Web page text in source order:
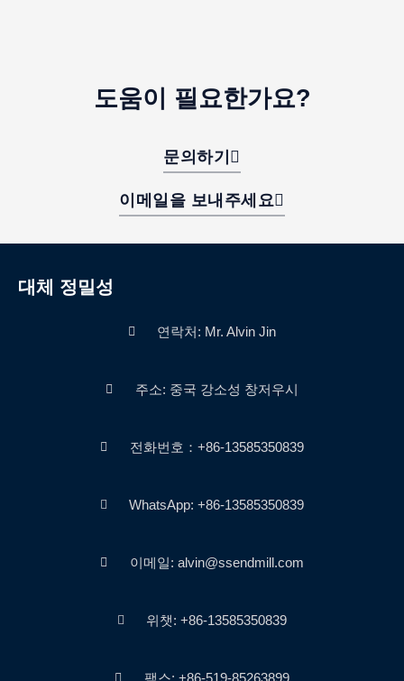
도움이 필요한가요?
문의하기
이메일을 보내주세요
대체 정밀성
연락처: Mr. Alvin Jin
주소: 중국 강소성 창저우시
전화번호：+86-13585350839
WhatsApp: +86-13585350839
이메일: alvin@ssendmill.com
위챗: +86-13585350839
팩스: +86-519-85263899